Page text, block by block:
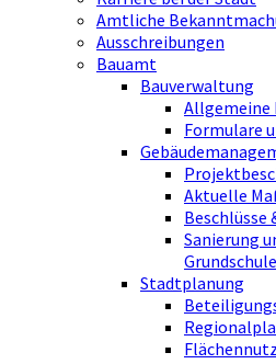
Amtliche
Ausschreibungen
Bauamt
Bauverwaltung
Allgemeine
Formulare
Aktuelle
Beschlüsse
Sanierung
Stadtplanung